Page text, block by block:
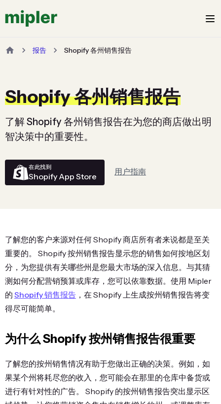
报告 Shopify 各州销售报告
Shopify 各州销售报告
了解 Shopify 各州销售报告在为您的商店做出明
智决策中的重要性。
在此找到
Shopify App Store 用户指南
了解您的客户来源对任何 Shopify 商店所有者来说都是至关
重要的。 Shopify 按州销售报告显示您的销售如何按地区划
分，为您提供有关哪些州是您最大市场的深入信息。与其猜
测如何分配营销预算或库存，您可以依靠数据。使用 Mipler
的 Shopify 销售报告 ，在 Shopify 上生成按州销售报告将变
得尽可能简单。
为什么 Shopify 按州销售报告很重要
了解您的按州销售情况有助于您做出正确的决策。例如，如
果某个州将耗尽您的收入，您可能会在那里的仓库中备货或
进行有针对性的广告。 Shopify 的按州销售报告突出显示区